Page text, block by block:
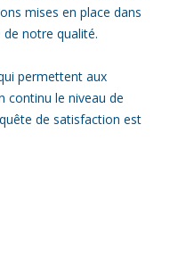
mises en place dans
de notre qualité.
permettent aux
continu le niveau de
de satisfaction est